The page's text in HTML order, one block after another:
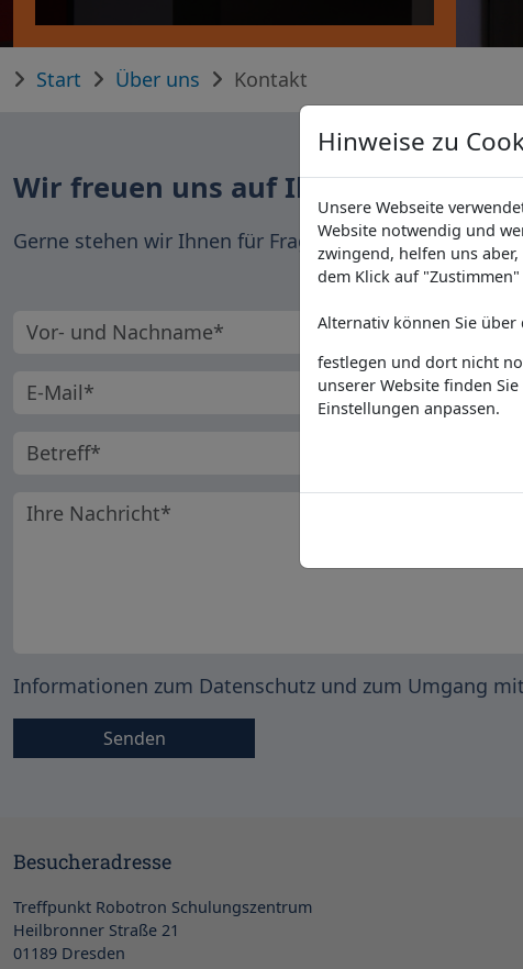
Start Über uns Kontakt
Wir freuen uns auf Ihren Kontakt!
Gerne stehen wir Ihnen für Fragen und eine
Vorname und Nachname
E-Mail-Adresse
Betreff
Ihre Nachricht
Informationen zum Datenschutz und zum Umgang
Besucheradresse
Treffpunkt Robotron Schulungszentrum
Heilbronner Straße 21
01189 Dresden
Hinweise zu
Unsere Webseite
Website notwendig und
zwingend, helfen uns
dem Klick auf
Alternativ können Sie über
festlegen und dort nicht
unserer Website finden
Einstellungen anpassen.